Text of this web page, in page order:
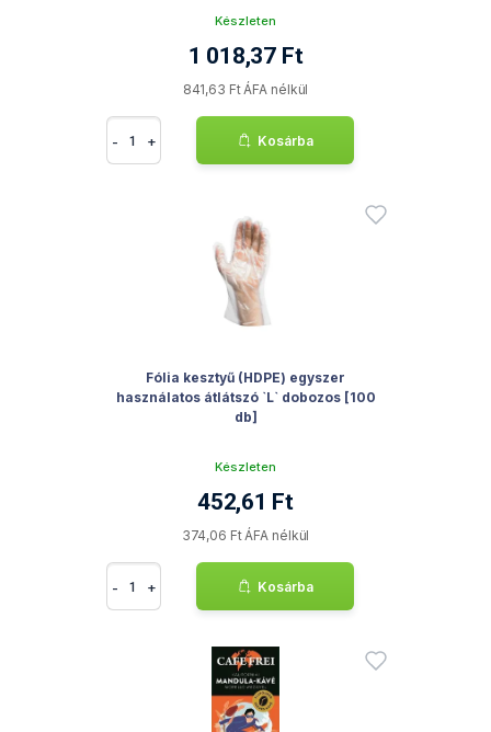
Készleten
1 018,37 Ft
841,63 Ft ÁFA nélkül
- + Kosárba
Fólia kesztyű (HDPE) egyszer
használatos átlátszó `L` dobozos [100
db]
Készleten
452,61 Ft
374,06 Ft ÁFA nélkül
- + Kosárba